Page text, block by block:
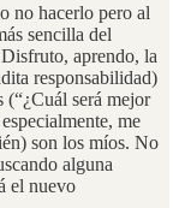
no hacerlo pero al
sencilla del
aprendo, la
responsabilidad)
(“¿Cuál será mejor
me
son los míos. No
alguna
el nuevo